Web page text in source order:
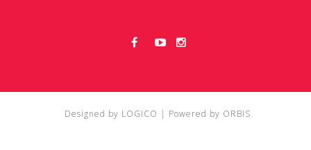
Designed by LOGICO | Powered by ORBIS